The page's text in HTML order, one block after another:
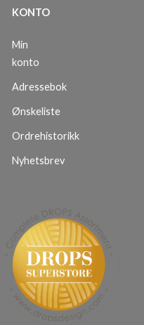
KONTO
Min
konto
Adressebok
Ønskeliste
Ordrehistorikk
Nyhetsbrev